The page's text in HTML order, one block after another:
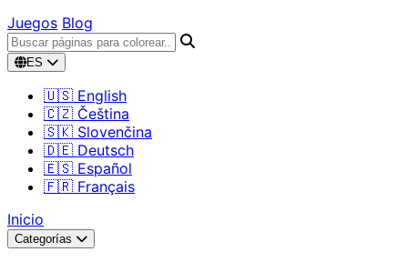
Juegos Blog
ES
🇺🇸 English
🇨🇿 Čeština
🇸🇰 Slovenčina
🇩🇪 Deutsch
🇪🇸 Español
🇫🇷 Français
Inicio
Categorías